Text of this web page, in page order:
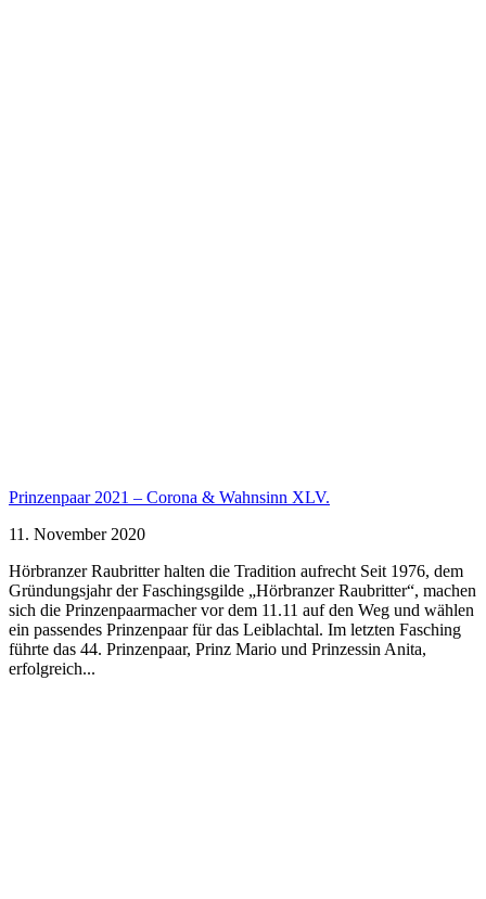
Prinzenpaar 2021 – Corona & Wahnsinn XLV.
11. November 2020
Hörbranzer Raubritter halten die Tradition aufrecht Seit 1976, dem
Gründungsjahr der Faschingsgilde „Hörbranzer Raubritter“, machen
sich die Prinzenpaarmacher vor dem 11.11 auf den Weg und wählen
ein passendes Prinzenpaar für das Leiblachtal. Im letzten Fasching
führte das 44. Prinzenpaar, Prinz Mario und Prinzessin Anita,
erfolgreich...